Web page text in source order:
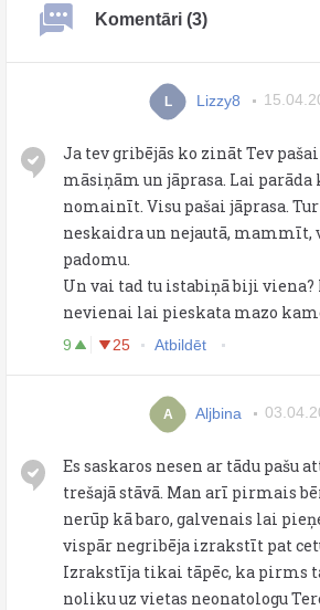
Komentāri (3)
L Lizzy8
Ja tev gribējās ko zināt Tev
māsiņām un jāprasa. Lai
nomainīt. Visu pašai jāprasa.
neskaidra un nejautā, mammīt,
padomu.
Un vai tad tu istabiņā biji viena?
nevienai lai pieskata mazo
9 25 Atbildēt
A Aljbina
Es saskaros nesen ar tādu pašu
trešajā stāvā. Man arī pirmais
nerūp kā baro, galvenais lai
vispār negribēja izrakstīt pat
Izrakstīja tikai tāpēc, ka pirms
noliku uz vietas neonatologu